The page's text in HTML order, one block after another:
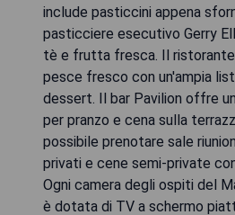
include pasticcini appena
pasticciere esecutivo Gerry
tè e frutta fresca. Il ristorante
pesce fresco con un'ampia
dessert. Il bar Pavilion offre
per pranzo e cena sulla
possibile prenotare sale
privati ​​e cene semi-private
Ogni camera degli ospiti del
è dotata di TV a schermo